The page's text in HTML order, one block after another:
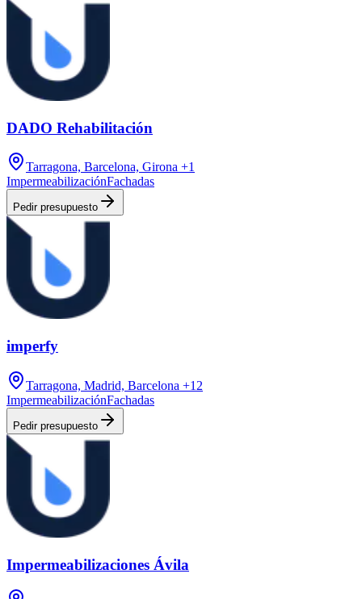
DADO Rehabilitación
Tarragona, Barcelona, Girona +1
ImpermeabilizaciónFachadas
Pedir presupuesto
imperfy
Tarragona, Madrid, Barcelona +12
ImpermeabilizaciónFachadas
Pedir presupuesto
Impermeabilizaciones Ávila